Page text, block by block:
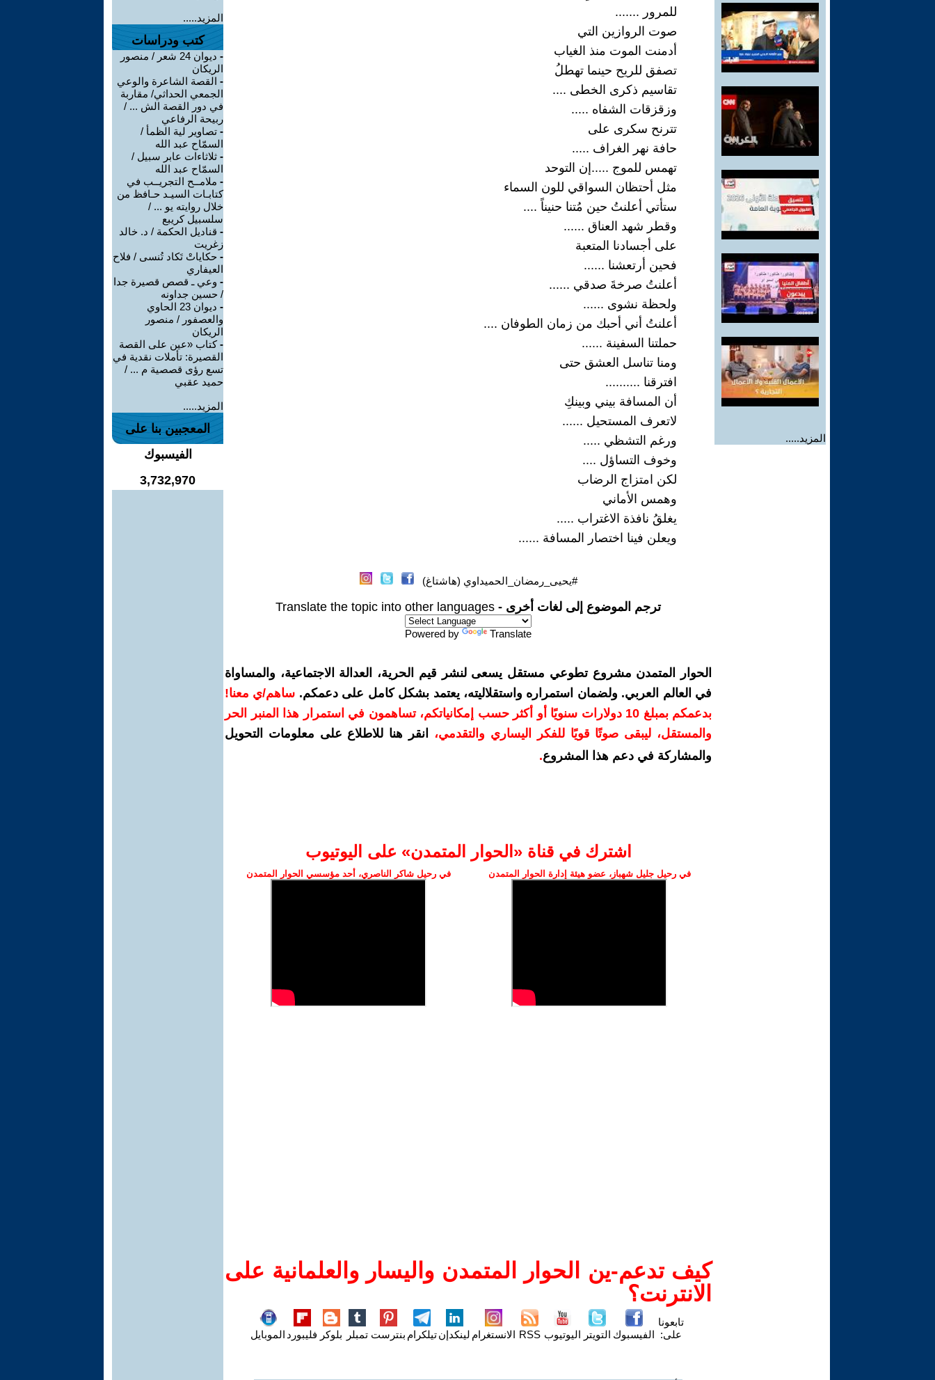
المزيد.....
للمرور .......
صوت الروازين التي
أدمنت الموت منذ الغياب
تصفق للريح حينما تهطلُ
تقاسيم ذكرى الخطى ....
وزقزقات الشفاه .....
تترنح سكرى على
حافة نهر الغراف .....
تهمس للموج .....إن التوحد
مثل أحتظان السواقي للون السماء
ستأتي أعلنتُ حين مُتنا حنيناً ....
وقطر شهد العناق ......
على أجسادنا المتعبة
فحين أرتعشنا ......
أعلنتُ صرخةَ صدقي ......
ولحظة نشوى ......
أعلنتُ أني أحبك من زمان الطوفان ....
حملتنا السفينة ......
ومنا تناسل العشق حتى
افترقنا ..........
أن المسافة بيني وبينكِ
لاتعرف المستحيل ......
ورغم التشظي .....
وخوف التساؤل ....
لكن امتزاج الرضاب
وهمس الأماني
يغلقُ نافذة الاغتراب .....
ويعلن فينا اختصار المسافة ......
#يحيى_رمضان_الحميداوي (هاشتاغ)
ترجم الموضوع إلى لغات أخرى - Translate the topic into other languages
Powered by Translate
الحوار المتمدن مشروع تطوعي مستقل يسعى لنشر قيم الحرية، العدالة الاجتماعية، والمساواة
في العالم العربي. ولضمان استمراره واستقلاليته، يعتمد بشكل كامل على دعمكم. ساهم/ي معنا!
بدعمكم بمبلغ 10 دولارات سنويًا أو أكثر حسب إمكانياتكم، تساهمون في استمرار هذا المنبر الحر
والمستقل، ليبقى صوتًا قويًا للفكر اليساري والتقدمي،
انقر هنا للاطلاع على معلومات التحويل
والمشاركة في دعم هذا المشروع.
اشترك في قناة ‫«الحوار المتمدن» على اليوتيوب
في رحيل جليل شهباز، عضو هيئة إدارة الحوار المتمدن في رحيل شاكر الناصري، أحد مؤسسي الحوار المتمدن
كيف تدعم-ين الحوار المتمدن واليسار والعلمانية على
الانترنت؟
تابعونا
على: الفيسبوك التويتر اليوتيوب RSS الانستغرام لينكدإنتيلكرام بنترست تمبلر بلوكر فليبورد الموبايل
المزيد.....
كتب ودراسات
-
ديوان 24 شعر / منصور
الريكان
- القصة الشاعرة والوعي
الجمعي الحداثي/ مقاربة
في دور القصة الش ... /
ربيحة الرفاعي
- تصاوير لية الظمأ /
السمّاح عبد الله
- ثلاثاءات عابر سبيل /
السمّاح عبد الله
- ملامــح التجريــب في
كتابـات السيـد حـافظ من
خلال روايته يو ... /
سلسبيل كريبع
- قناديل الحكمة / د. خالد
زغريت
- حكاياتْ تَكاد تُنسى / فلاح
العيفاري
- وعي ـ قصص قصيرة جدا
/ حسين جداونه
-
ديوان 23 الحاوي
والعصفور / منصور
الريكان
-كتاب «عين على القصة
القصيرة: تأملات نقدية في
تسع رؤى قصصية م ... /
حميد عقبي
المزيد.....
المعجبين بنا على
الفيسبوك
3,732,970